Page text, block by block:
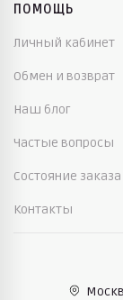
ПОМОЩЬ
Личный кабинет
Обмен и возврат
Наш блог
Частые вопросы
Состояние заказа
Контакты